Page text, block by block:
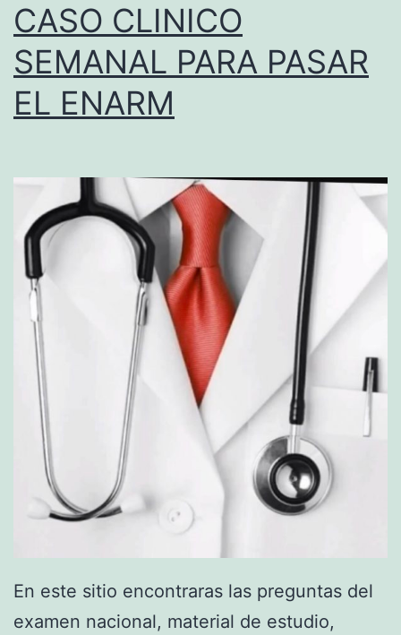
CASO CLINICO
SEMANAL PARA PASAR
EL ENARM
En este sitio encontraras las preguntas del
examen nacional, material de estudio,